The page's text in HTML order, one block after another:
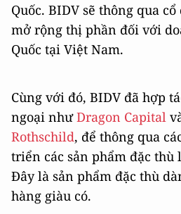
Quốc. BIDV sẽ thông qua
mở rộng thị phần đối với
Quốc tại Việt Nam.
Cùng với đó, BIDV đã hợp
ngoại nhưDragon Capital
Rothschild, để thông qua
triển các sản phẩm đặc thù
Đây là sản phẩm đặc thù
hàng giàu có.